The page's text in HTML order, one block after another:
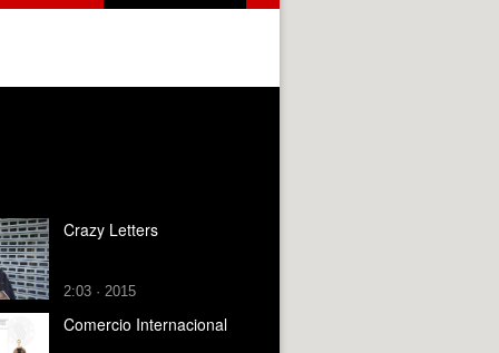
Crazy Letters
2:03 · 2015
Comercio Internacional